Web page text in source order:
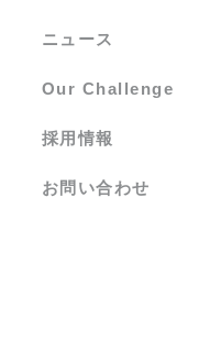
ニュース
Our Challenge
採用情報
お問い合わせ